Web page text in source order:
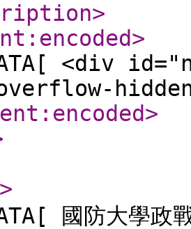
>
>
<div
>
>
國防大學政